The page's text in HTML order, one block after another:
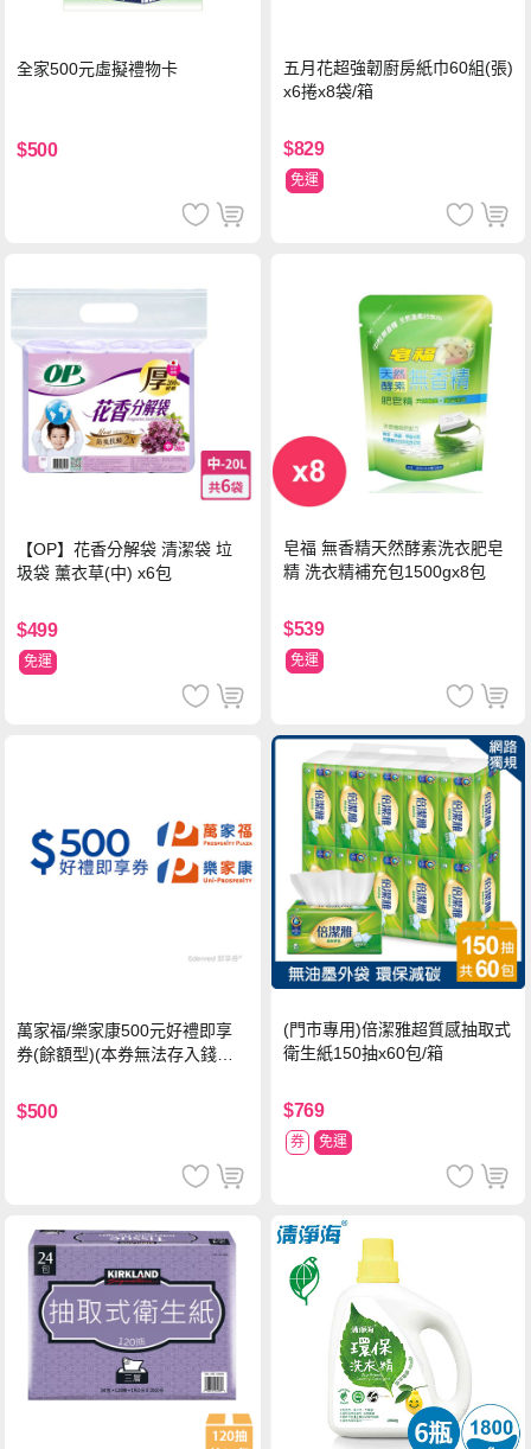
全家500元虛擬禮物卡
$500
五月花超強韌廚房紙巾60組(張)
x6捲x8袋/箱
$829
免運
【OP】花香分解袋 清潔袋 垃
圾袋 薰衣草(中) x6包
$499
免運
皂福 無香精天然酵素洗衣肥皂
精 洗衣精補充包1500gx8包
$539
免運
萬家福/樂家康500元好禮即享
券(餘額型)(本券無法存入錢包
$500
(門市專用)倍潔雅超質感抽取式
衛生紙150抽x60包/箱
$769
券 免運